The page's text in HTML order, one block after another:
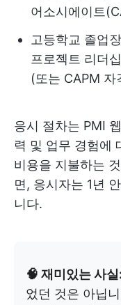
어소시에이트
고등학교 졸업
프로젝트 리더
(또는 CAPM 자
응시 절차는 PMI
력 및 업무 경험에
비용을 지불하는
면, 응시자는 1년
니다.
🧠 재미있는 사실:
었던 것은 아닙